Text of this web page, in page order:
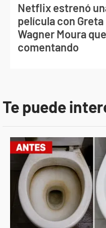
Netflix estrenó
película con Greta
Wagner Moura
comentando
Te puede